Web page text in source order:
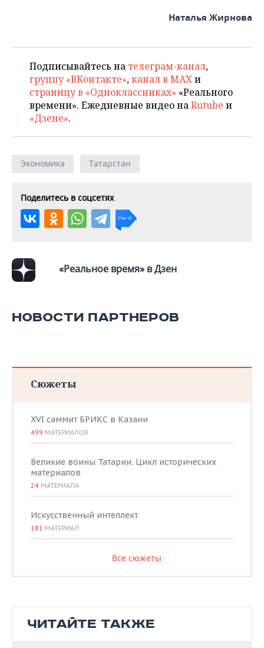
Наталья Жирнова
Подписывайтесь на телеграм-канал,
группу «ВКонтакте»,канал в MAXи
страницу в «Одноклассниках» «Реального
времени». Ежедневные видео наRutube и
«Дзене».
Экономика Татарстан
Поделитесь в соцсетях
«Реальное время» в Дзен
НОВОСТИ ПАРТНЕРОВ
Сюжеты
XVI саммит БРИКС в Казани
499 МАТЕРИАЛОВ
Великие воины Татарии. Цикл исторических
материалов
24 МАТЕРИАЛА
Искусственный интеллект
181 МАТЕРИАЛ
Все сюжеты
ЧИТАЙТЕ ТАКЖЕ